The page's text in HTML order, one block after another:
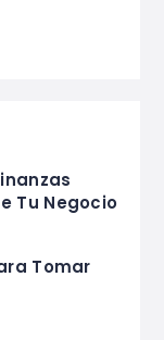
Tu Negocio
Tomar